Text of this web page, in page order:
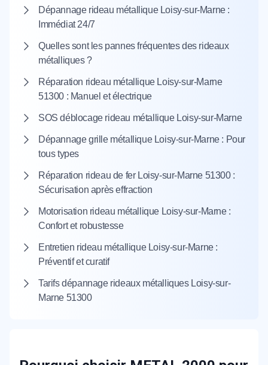
Dépannage rideau métallique Loisy-sur-Marne :
Immédiat 24/7
Quelles sont les pannes fréquentes des rideaux
métalliques ?
Réparation rideau métallique Loisy-sur-Marne
51300 : Manuel et électrique
SOS déblocage rideau métallique Loisy-sur-Marne
Dépannage grille métallique Loisy-sur-Marne : Pour
tous types
Réparation rideau de fer Loisy-sur-Marne 51300 :
Sécurisation après effraction
Motorisation rideau métallique Loisy-sur-Marne :
Confort et robustesse
Entretien rideau métallique Loisy-sur-Marne :
Préventif et curatif
Tarifs dépannage rideaux métalliques Loisy-sur-
Marne 51300